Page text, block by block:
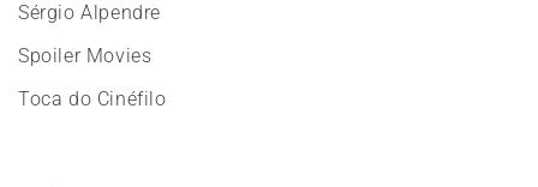
Sérgio Alpendre
Spoiler Movies
Toca do Cinéfilo